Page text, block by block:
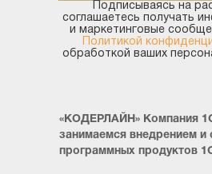
Подписываясь на
соглашаетесь получать
и маркетинговые
Политикой
обработкой ваших
«КОДЕРЛАЙН» Компания
занимаемся внедрением и
программных продуктов